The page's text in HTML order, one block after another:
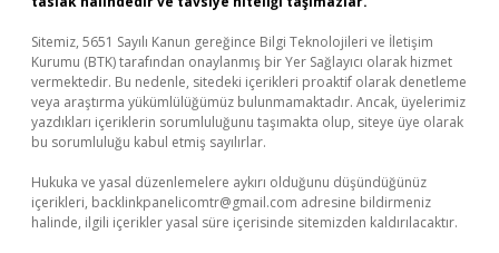
Sitemiz, 5651 Sayılı Kanun gereğince Bilgi Teknolojileri ve İletişim
Kurumu (BTK) tarafından onaylanmış bir Yer Sağlayıcı olarak hizmet
vermektedir. Bu nedenle, sitedeki içerikleri proaktif olarak denetleme
veya araştırma yükümlülüğümüz bulunmamaktadır. Ancak, üyelerimiz
yazdıkları içeriklerin sorumluluğunu taşımakta olup, siteye üye olarak
bu sorumluluğu kabul etmiş sayılırlar.
Hukuka ve yasal düzenlemelere aykırı olduğunu düşündüğünüz
içerikleri, backlinkpanelicomtr@gmail.com adresine bildirmeniz
halinde, ilgili içerikler yasal süre içerisinde sitemizden kaldırılacaktır.